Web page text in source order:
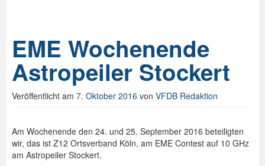
EME Wochenende
Astropeiler Stockert
Veröffentlicht am 7. Oktober 2016 von VFDB Redaktion
Am Wochenende den 24. und 25. September 2016 beteiligten
wir, das ist Z12 Ortsverband Köln, am EME Contest auf 10 GHz
am Astropeiler Stockert.